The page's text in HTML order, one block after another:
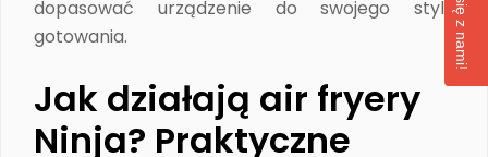
dopasować urządzenie do swojego stylu
gotowania.
Jak działają air fryery
Ninja? Praktyczne